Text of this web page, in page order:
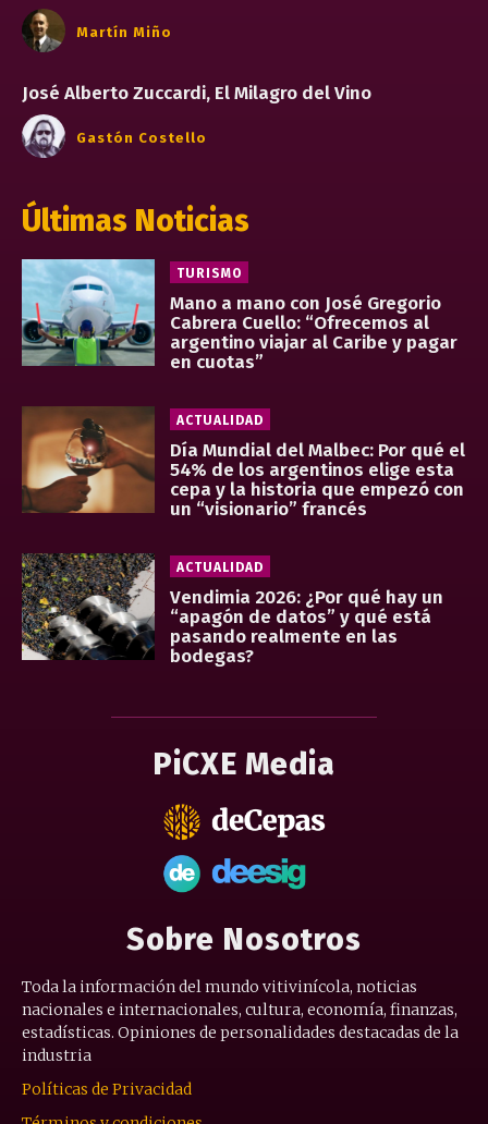
Martín Miño
José Alberto Zuccardi, El Milagro del Vino
Gastón Costello
Últimas Noticias
TURISMO
Mano a mano con José Gregorio
Cabrera Cuello: “Ofrecemos al
argentino viajar al Caribe y pagar
en cuotas”
ACTUALIDAD
Día Mundial del Malbec: Por qué el
54% de los argentinos elige esta
cepa y la historia que empezó con
un “visionario” francés
ACTUALIDAD
Vendimia 2026: ¿Por qué hay un
“apagón de datos” y qué está
pasando realmente en las
bodegas?
PiCXE Media
Sobre Nosotros
Toda la información del mundo vitivinícola, noticias
nacionales e internacionales, cultura, economía, finanzas,
estadísticas. Opiniones de personalidades destacadas de la
industria
Políticas de Privacidad